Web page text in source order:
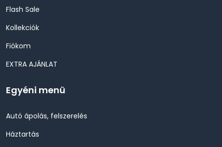
Flash Sale
Kollekciók
Fiókom
EXTRA AJÁNLAT
Egyéni menü
Autó ápolás, felszerelés
Háztartás